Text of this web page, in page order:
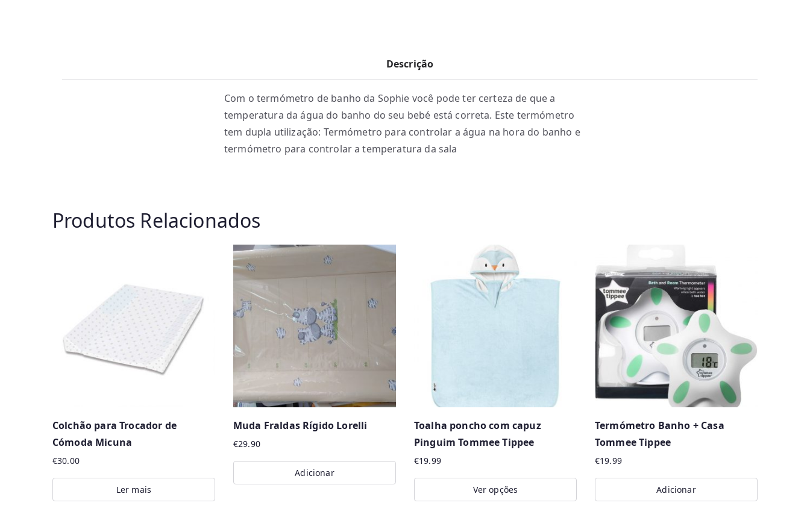
Descrição
Com o termómetro de banho da Sophie você pode ter certeza de que a
temperatura da água do banho do seu bebé está correta. Este termómetro
tem dupla utilização: Termómetro para controlar a água na hora do banho e
termómetro para controlar a temperatura da sala
Produtos Relacionados
Colchão para Trocador de
Cómoda Micuna
€30.00
Ler mais
Muda Fraldas Rígido Lorelli
€29.90
Adicionar
Toalha poncho com capuz
Pinguim Tommee Tippee
€19.99
Ver opções
Termómetro Banho + Casa
Tommee Tippee
€19.99
Adicionar